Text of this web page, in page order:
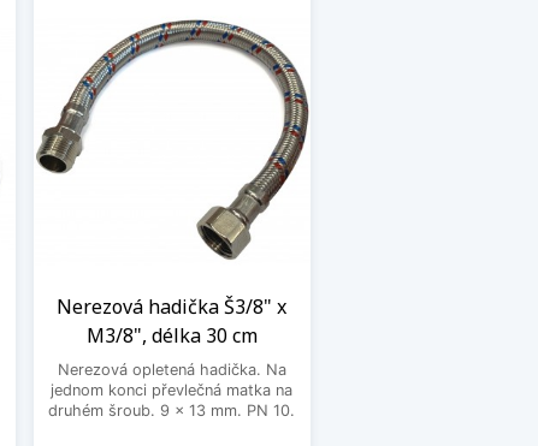
Nerezová hadička Š3/8" x
M3/8", délka 30 cm
Nerezová opletená hadička. Na
jednom konci převlečná matka na
druhém šroub. 9 x 13 mm. PN 10.